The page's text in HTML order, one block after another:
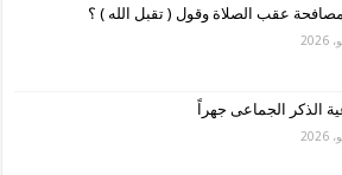
عقب الصلاة وقول ( تقبل الله ) ؟
الذكر الجماعى جهراً